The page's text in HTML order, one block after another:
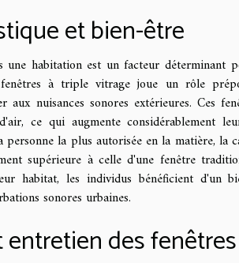
et bien-être
une habitation est un facteur déterminant
à triple vitrage joue un rôle
aux nuisances sonores extérieures. Ces
ce qui augmente considérablement
personne la plus autorisée en la matière,
supérieure à celle d'une fenêtre
habitat, les individus bénéficient d'un
sonores urbaines.
des